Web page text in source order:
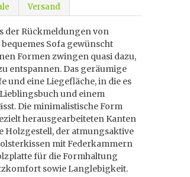
Versand
der Rückmeldungen von
Sofa gewünscht
Formen zwingen quasi dazu,
entspannen. Das geräumige
und eine Liegefläche, in die es
und einem
Die minimalistische Form
herausgearbeiteten Kanten
Holzgestell, der atmungsaktive
mit Federkammern
für die Formhaltung
sowie Langlebigkeit.